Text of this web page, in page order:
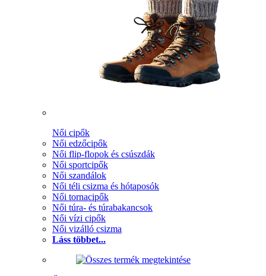
Női cipők
Női edzőcipők
Női flip-flopok és csúszdák
Női sportcipők
Női szandálok
Női téli csizma és hótaposók
Női tornacipők
Női túra- és túrabakancsok
Női vízi cipők
Női vizálló csizma
Láss többet...